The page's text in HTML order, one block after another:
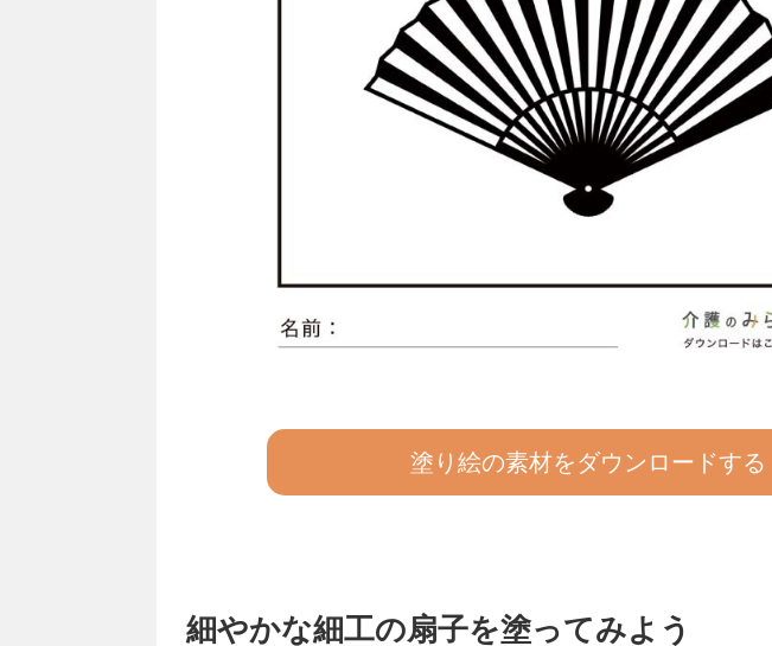
塗り絵の素材をダウンロードする
細やかな細工の扇子を塗ってみよう